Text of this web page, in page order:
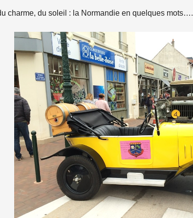
charme, du soleil : la Normandie en quelques mots….